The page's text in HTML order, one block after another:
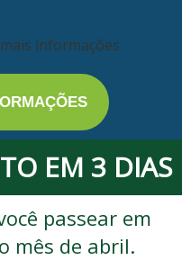
informações
EM 3 DIAS
passear em
mês de abril.